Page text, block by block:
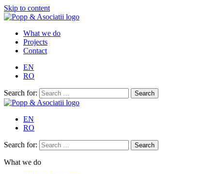
Skip to content
What we do
Projects
Contact
EN
RO
Search for:
EN
RO
Search for:
What we do